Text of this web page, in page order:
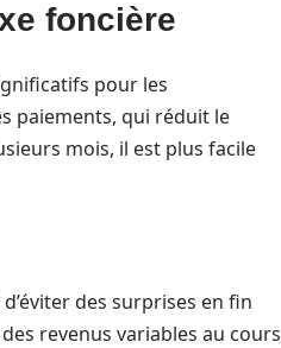
foncière
pour les
paiements, qui réduit le
mois, il est plus facile
des surprises en fin
revenus variables au cours